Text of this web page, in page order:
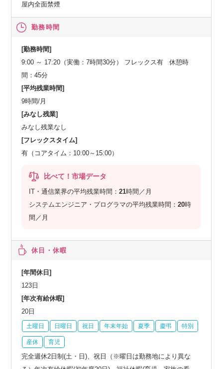
屋内全面禁煙
勤務時間
[勤務時間]
9:00 ～ 17:20（実働：7時間30分） フレックス有 休憩時
間：45分
[平均残業時間]
9時間/月
[みなし残業]
みなし残業なし
[フレックスタイム]
有（コアタイム：10:00～15:00）
比べて！市場データ
IT・通信業界の平均残業時間：21時間／月
システムエンジニア・プログラマの平均残業時間：20時
間／月
休日・休暇
[年間休日]
123日
[年次有給休暇]
20日
土曜日 日曜日 祝日 年末年始 夏季 慶弔 特別
産休 育児
完全週休2日制(土・日)、祝日（※曜日は勤務地により異な